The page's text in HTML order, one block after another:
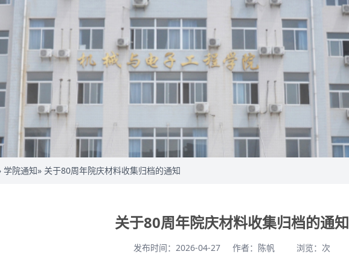
学院通知» 关于80周年院庆材料收集归档的通知
关于80周年院庆材料收集归档的通知
发布时间：2026-04-27 作者：陈帆 浏览： 次